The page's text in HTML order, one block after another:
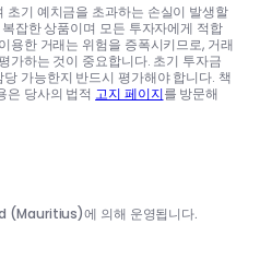
초기 예치금을 초과하는 손실이 발생할
잡한 상품이며 모든 투자자에게 적합
용한 거래는 위험을 증폭시키므로, 거래
가하는 것이 중요합니다. 초기 투자금
가능한지 반드시 평가해야 합니다. 책
은 당사의 법적 고지 페이지를 방문해
(Mauritius)에 의해 운영됩니다.